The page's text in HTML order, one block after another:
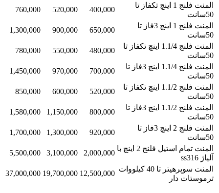
المنت فلنج 1 اینچ تکفاز تا
50سانت
400,000
520,000
760,000
المنت فلنج 1 اینچ 3فاز تا
50سانت
650,000
900,000
1,300,000
المنت فلنج 1.1/4 اینچ تکفاز تا
50سانت
480,000
550,000
780,000
المنت فلنج 1.1/4 اینچ 3فاز تا
50سانت
700,000
970,000
1,450,000
المنت فلنج 1.1/2 اینچ تکفاز تا
50سانت
520,000
600,000
850,000
المنت فلنج 1.1/2 اینچ 3فاز تا
50سانت
800,000
1,150,000
1,580,000
المنت فلنج 2 اینچ 3فاز تا
50سانت
920,000
1,300,000
1,700,000
المنت تمام استیل فلنج 2 اینچ با
آلیاژ ss316
2,000,000
3,100,000
5,500,000
المنت سوپرهیتر تا 40 کیلووات
ترموستات دار
12,500,000
19,700,000
37,000,000